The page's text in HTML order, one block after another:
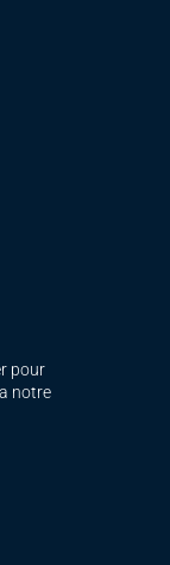
pour
notre